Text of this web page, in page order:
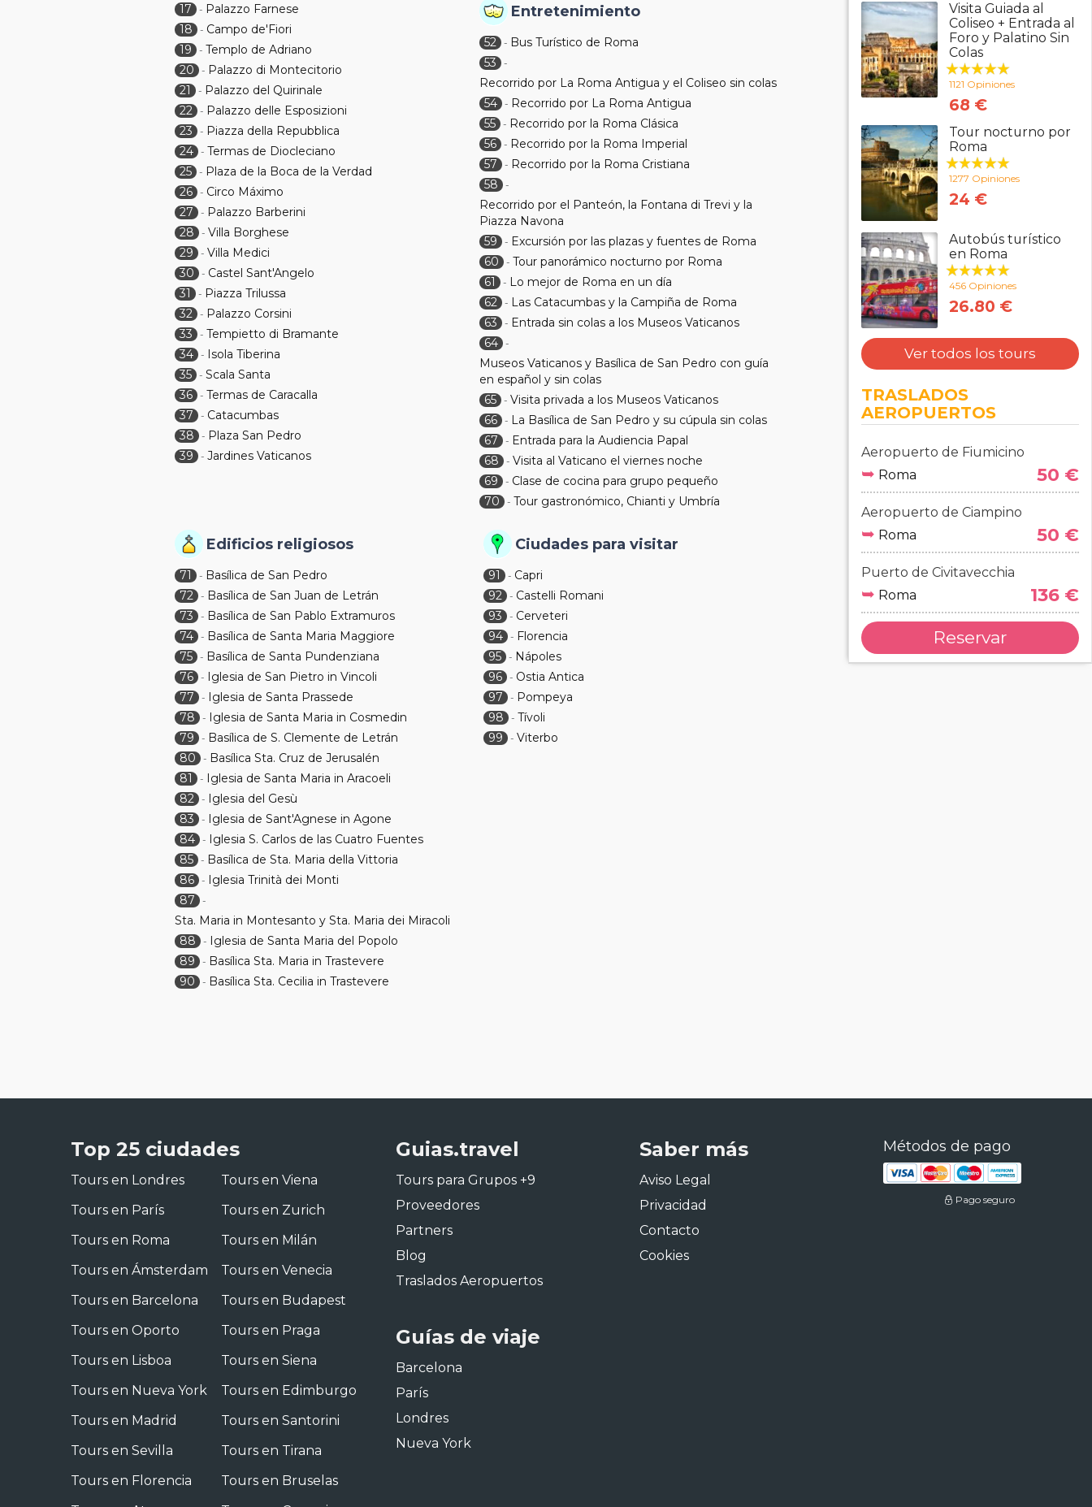
17
- Palazzo Farnese
18
- Campo de'Fiori
19
- Templo de Adriano
20
- Palazzo di Montecitorio
21
- Palazzo del Quirinale
22 - Palazzo delle Esposizioni
23
- Piazza della Repubblica
24 - Termas de Diocleciano
25 - Plaza de la Boca de la Verdad
26 - Circo Máximo
27
- Palazzo Barberini
28
-Villa Borghese
29
-Villa Medici
30
- Castel Sant'Angelo
31
- Piazza Trilussa
32 - Palazzo Corsini
33
- Tempietto di Bramante
34 - Isola Tiberina
35 -Scala Santa
36 - Termas de Caracalla
37
- Catacumbas
38
- Plaza San Pedro
39
-Jardines Vaticanos
Entretenimiento
52 - Bus Turístico de Roma
53
-
Recorrido por La Roma Antigua y el Coliseo sin colas
54 - Recorrido por La Roma Antigua
55 - Recorrido por la Roma Clásica
56 - Recorrido por la Roma Imperial
57
- Recorrido por la Roma Cristiana
58
-
Recorrido por el Panteón, la Fontana di Trevi y la
Piazza Navona
59
- Excursión por las plazas y fuentes de Roma
60
- Tour panorámico nocturno por Roma
61
- Lo mejor de Roma en un día
62 - Las Catacumbas y la Campiña de Roma
63
- Entrada sin colas a los Museos Vaticanos
64 -
Museos Vaticanos y Basílica de San Pedro con guía
en español y sin colas
65 -Visita privada a los Museos Vaticanos
66 - La Basílica de San Pedro y su cúpula sin colas
67
- Entrada para la Audiencia Papal
68
-Visita al Vaticano el viernes noche
69
- Clase de cocina para grupo pequeño
70
- Tour gastronómico, Chianti y Umbría
Edificios religiosos
71 - Basílica de San Pedro
72 - Basílica de San Juan de Letrán
73
- Basílica de San Pablo Extramuros
74 - Basílica de Santa Maria Maggiore
75 - Basílica de Santa Pundenziana
76 - Iglesia de San Pietro in Vincoli
77
- Iglesia de Santa Prassede
78
- Iglesia de Santa Maria in Cosmedin
79
- Basílica de S. Clemente de Letrán
80
- Basílica Sta. Cruz de Jerusalén
81
- Iglesia de Santa Maria in Aracoeli
82 - Iglesia del Gesù
83
- Iglesia de Sant'Agnese in Agone
84 - Iglesia S. Carlos de las Cuatro Fuentes
85 - Basílica de Sta. Maria della Vittoria
86 - Iglesia Trinità dei Monti
87
-
Sta. Maria in Montesanto y Sta. Maria dei Miracoli
88
- Iglesia de Santa Maria del Popolo
89
- Basílica Sta. Maria in Trastevere
90
- Basílica Sta. Cecilia in Trastevere
Ciudades para visitar
91 - Capri
92 - Castelli Romani
93
- Cerveteri
94 - Florencia
95 - Nápoles
96 - Ostia Antica
97
- Pompeya
98
- Tívoli
99
-Viterbo
Visita Guiada al
Coliseo + Entrada al
Foro y Palatino Sin
Colas
1121 Opiniones
68 €
Tour nocturno por
Roma
1277 Opiniones
24 €
Autobús turístico
en Roma
456 Opiniones
26.80 €
Ver todos los tours
TRASLADOS
AEROPUERTOS
Aeropuerto de Fiumicino
➥ Roma 50 €
Aeropuerto de Ciampino
➥ Roma 50 €
Puerto de Civitavecchia
➥ Roma 136 €
Reservar
Top 25 ciudades
Tours en Londres
Tours en París
Tours en Roma
Tours en Ámsterdam
Tours en Barcelona
Tours en Oporto
Tours en Lisboa
Tours en Nueva York
Tours en Madrid
Tours en Sevilla
Tours en Florencia
Tours en Viena
Tours en Zurich
Tours en Milán
Tours en Venecia
Tours en Budapest
Tours en Praga
Tours en Siena
Tours en Edimburgo
Tours en Santorini
Tours en Tirana
Tours en Bruselas
Guias.travel
Tours para Grupos +9
Proveedores
Partners
Blog
Traslados Aeropuertos
Guías de viaje
Barcelona
París
Londres
Nueva York
Saber más
Aviso Legal
Privacidad
Contacto
Cookies
Métodos de pago
Pago seguro